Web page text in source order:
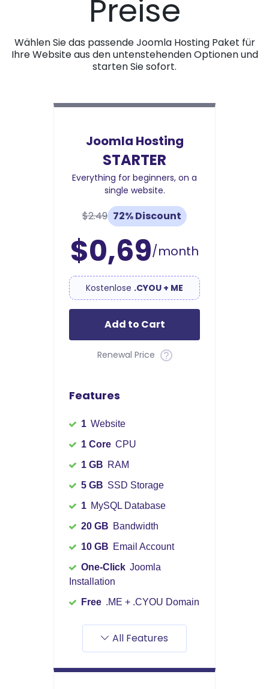
Preise
Wählen Sie das passende Joomla Hosting Paket für
Ihre Website aus den untenstehenden Optionen und
starten Sie sofort.
Joomla Hosting
STARTER
Everything for beginners, on a
single website.
$2.49 72% Discount
$0,69/month
Kostenlose .CYOU + ME
Add to Cart
Renewal Price
Features
1 Website
1 Core CPU
1 GB RAM
5 GB SSD Storage
1 MySQL Database
20 GB Bandwidth
10 GB Email Account
One-Click Joomla
Installation
Free .ME + .CYOU Domain
All Features